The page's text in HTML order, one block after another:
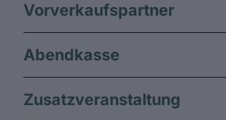
Vorverkaufspartner
Abendkasse
Zusatzveranstaltung